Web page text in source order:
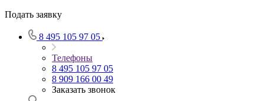
Подать заявку
8 495 105 97 05
Телефоны
8 495 105 97 05
8 909 166 00 49
Заказать звонок